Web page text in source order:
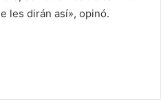
les dirán así», opinó.